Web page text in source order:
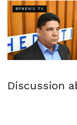
BPNEWS TV
Discussion